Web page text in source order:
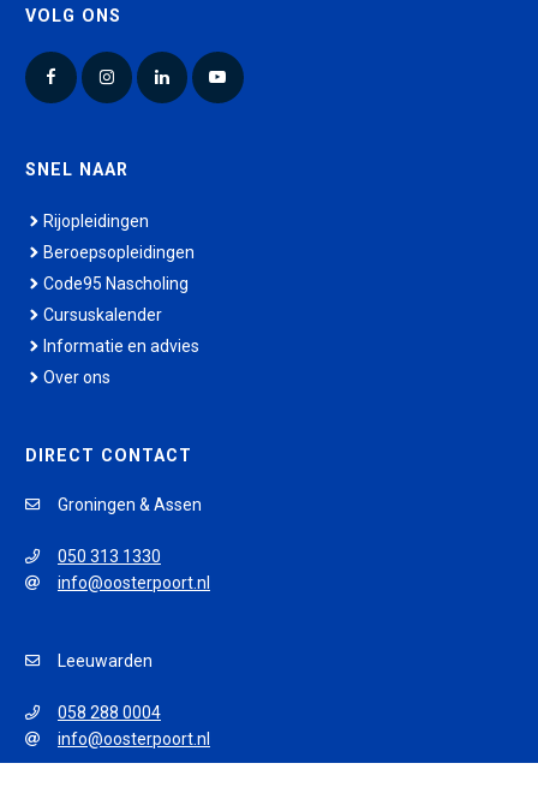
VOLG ONS
FacebookInstagramLinkedInYouTube
SNEL NAAR
Rijopleidingen
Beroepsopleidingen
Code95 Nascholing
Cursuskalender
Informatie en advies
Over ons
DIRECT CONTACT
Groningen & Assen
050 313 1330
info@oosterpoort.nl
Leeuwarden
058 288 0004
info@oosterpoort.nl